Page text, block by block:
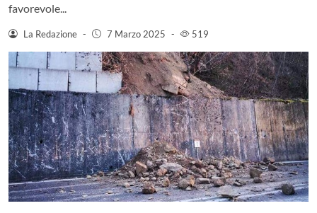
favorevole...
La Redazione - 7 Marzo 2025 - 519